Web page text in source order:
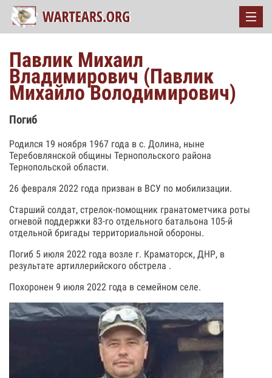
Павлик Михаил
Владимирович (Павлик
Михайло Володимирович)
Погиб
Родился 19 ноября 1967 года в с. Долина, ныне
Теребовлянской общины Тернопольского района
Тернопольской области.
26 февраля 2022 года призван в ВСУ по мобилизации.
Старший солдат, стрелок-помощник гранатометчика роты
огневой поддержки 83-го отдельного батальона 105-й
отдельной бригады территориальной обороны.
Погиб 5 июля 2022 года возле г. Краматорск, ДНР, в
результате артиллерийского обстрела .
Похоронен 9 июля 2022 года в семейном селе.